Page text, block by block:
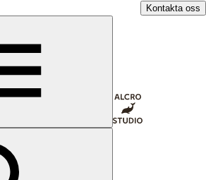
Kontakta oss